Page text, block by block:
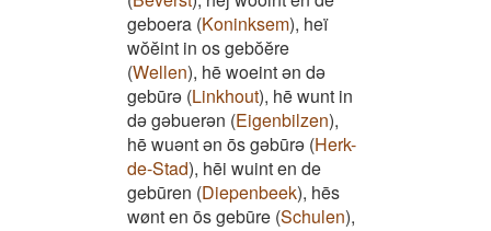
geboera (Koninksem), heï
wŏĕint in os gebŏĕre
(Wellen), hē woeint ən də
gebūrə (Linkhout), hē wunt in
də gəbuerən (Eigenbilzen),
hē wuənt ən ōs gəbūrə (Herk-
de-Stad), hēi wuint en de
gebūren (Diepenbeek), hēs
wønt en ōs gebūre (Schulen),